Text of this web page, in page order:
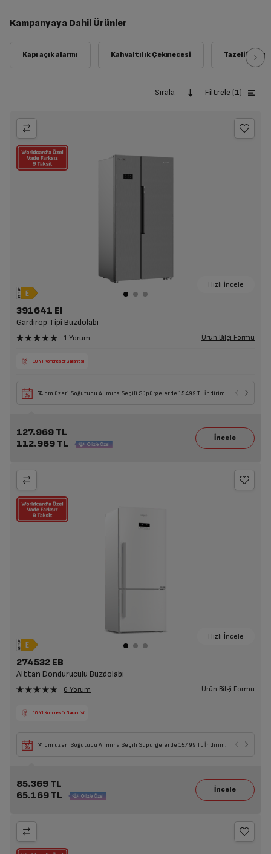
Bu kampanya, 74 cm ve üzeri Buzdolabı modellerine geçerlidir.
Tavsiye edilen perakende peşin fiyatı 15.499 TL üzerinde bir
Peşin fiyatına 9 taksit uygulaması worldcard özellikli kartlar
üzerinden yapılan alışverişlerde, diğer banka kredi kartlarında
Kampanyadan 1 kez yararlanılabilir.
Bu kampanya, diğer kampanyalar ile birleştirilemez.
Arçelik Pazarlama A.Ş kampanyayı değiştirme hakkını saklı
Kampanyaya Dahil Ürünler
Sırala Filtrele (1)
Hızlı İncele
391641 EI
Gardırop Tipi Buzdolabı
1 Yorum Ürün Bilgi Formu
10 Yıl Kompresör Garantisi
74 cm üzeri Soğutucu Alımına Seçili Süpürgelerde 15.499 TL İndirim!
127.969 TL
112.969 TL
Hızlı İncele
274532 EB
Alttan Donduruculu Buzdolabı
6 Yorum Ürün Bilgi Formu
10 Yıl Kompresör Garantisi
74 cm üzeri Soğutucu Alımına Seçili Süpürgelerde 15.499 TL İndirim!
85.369 TL
65.169 TL